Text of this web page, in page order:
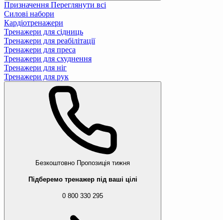
Призначення Переглянути всі
Силові набори
Кардіотренажери
Тренажери для сідниць
Тренажери для реабілітації
Тренажери для преса
Тренажери для схуднення
Тренажери для ніг
Тренажери для рук
Безкоштовно Пропозиція тижня
Підберемо тренажер під ваші цілі
0 800 330 295